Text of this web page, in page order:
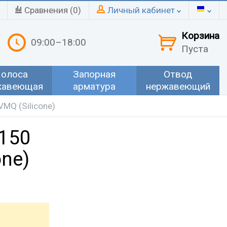
Сравнения (0) Личный кабинет
09:00–18:00
Корзина
Пуста
Запорная
арматура
Отвод
нержавеющий
(Silicone)